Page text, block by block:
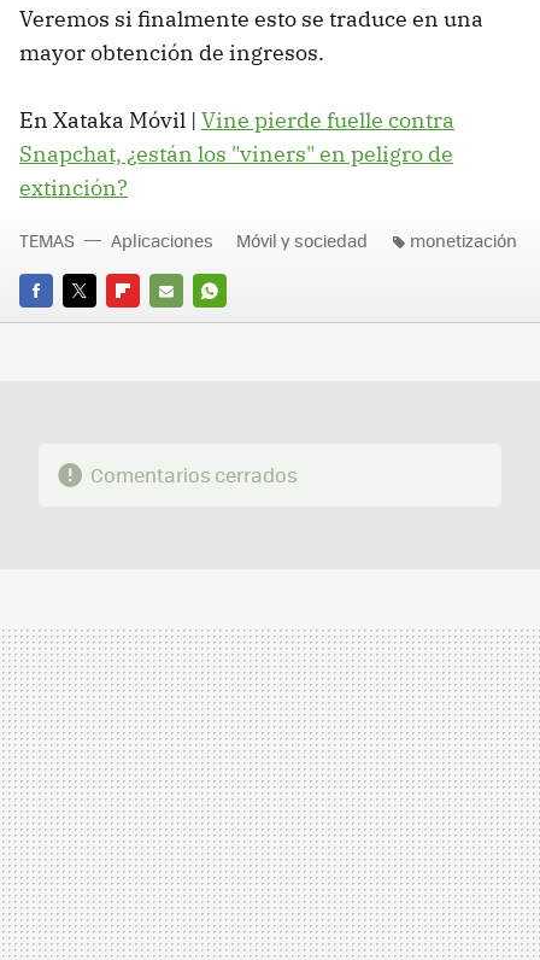
Veremos si finalmente esto se traduce en una
mayor obtención de ingresos.
En Xataka Móvil | Vine pierde fuelle contra
Snapchat, ¿están los "viners" en peligro de
extinción?
FACEBOOK
TWITTERFLIPBOARD
E-
WHATSAPP
TEMAS Aplicaciones Móvil y sociedad monetización
Comentarios cerrados